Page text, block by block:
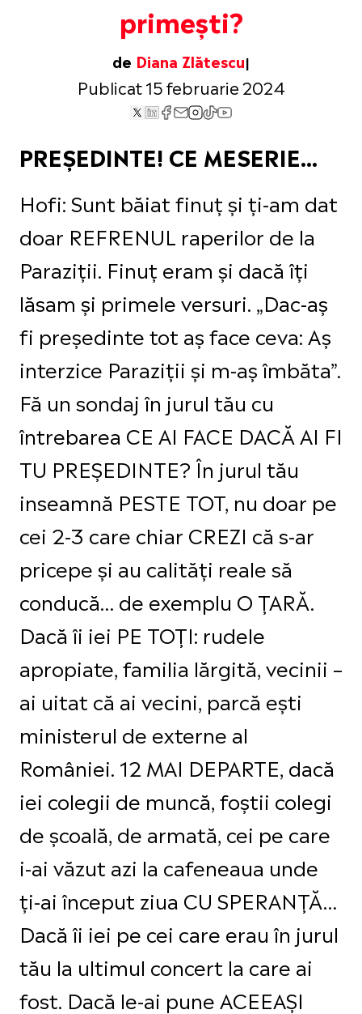
primești?
de Diana Zlătescu
Publicat 15 februarie 2024
PREȘEDINTE! CE MESERIE…
Hofi: Sunt băiat finuț și ți-am dat
doar REFRENUL raperilor de la
Paraziții. Finuț eram și dacă îți
lăsam și primele versuri. „Dac-aș
fi președinte tot aș face ceva: Aș
interzice Paraziții și m-aș îmbăta”.
Fă un sondaj în jurul tău cu
întrebarea CE AI FACE DACĂ AI FI
TU PREȘEDINTE? În jurul tău
inseamnă PESTE TOT, nu doar pe
cei 2-3 care chiar CREZI că s-ar
pricepe și au calități reale să
conducă… de exemplu O ȚARĂ.
Dacă îi iei PE TOȚI: rudele
apropiate, familia lărgită, vecinii –
ai uitat că ai vecini, parcă ești
ministerul de externe al
României. 12 MAI DEPARTE, dacă
iei colegii de muncă, foștii colegi
de școală, de armată, cei pe care
i-ai văzut azi la cafeneaua unde
ți-ai început ziua CU SPERANȚĂ…
Dacă îi iei pe cei care erau în jurul
tău la ultimul concert la care ai
fost. Dacă le-ai pune ACEEAȘI